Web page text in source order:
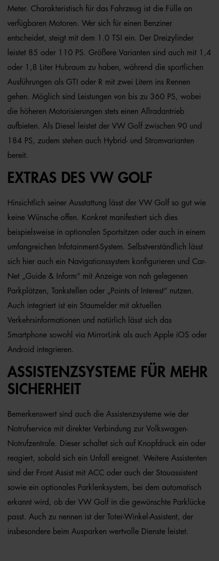
Meter. Charakteristisch für das Fahrzeug ist die Fülle an
verfügbaren Motoren. Wer sich für einen Benziner
entscheidet, steigt mit dem 1.0 TSI ein. Der Dreizylinder
leistet 85 oder 110 PS. Größere Varianten sind auch mit 1,4
oder 1,8 Liter Hubraum zu haben, während die sportlichen
Ausführungen als GTI oder R mit zwei Litern ins Rennen
gehen. Möglich sind Leistungen von bis zu 360 PS, wobei
die höheren Motorisierungen stets einen Allradantrieb
aufbieten. Als Diesel leistet der VW Golf zwischen 90 und
184 PS, zudem stehen auch Hybrid- und Stromvarianten
bereit.
EXTRAS DES VW GOLF
Hinsichtlich seiner Ausstattung lässt der VW Golf so gut wie
keine Wünsche offen. Konkret manifestiert sich dies
beispielsweise in optionalen Sportsitzen oder auch in einem
umfangreichen Infotainment-System. Selbstverständlich lässt
sich hier auch ein Navigationssystem konfigurieren und Car-
Net „Guide & Inform“ mit Anzeige von nah gelegenen
Parkplätzen, Tankstellen oder „Points of Interest“ nutzen.
Auch integriert ist ein Staumelder mit aktuellen
Verkehrsinformationen und natürlich lässt sich das
Smartphone sowohl via MirrorLink als auch Apple iOS oder
Android integrieren.
ASSISTENZSYSTEME FÜR MEHR
SICHERHEIT
Bemerkenswert sind auch die Assistenzsysteme wie der
Notrufservice mit direkter Verbindung zur Volkswagen-
Notrufzentrale. Dieser schaltet sich auf Knopfdruck ein oder
reagiert, sobald sich ein Unfall ereignet. Weitere Assistenten
sind der Front Assist mit ACC oder auch der Stauassistent
sowie ein optionales Parklenksystem, bei dem automatisch
erkannt wird, ob der VW Golf in die gewünschte Parklücke
passt. Auch zu nennen ist der Toter-Winkel-Assistent, der
insbesondere beim Ausparken wertvolle Dienste leistet.